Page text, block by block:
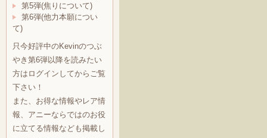
第5弾(焦りについて)
第6弾(他力本願につい
て)
只今好評中のKevinのつぶ
やき第6弾以降を読みたい
方はログインしてからご覧
下さい！
また、お得な情報やレア情
報、アニーならではのお役
に立てる情報なども掲載し